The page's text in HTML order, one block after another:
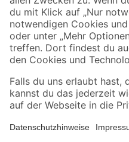
Jetzt die toom-App
Alle Preisangaben in EUR inkl. gesetzl.
Umständen nicht in allen Märkten
Produkte nur solange der Vorrat reicht.
*Paketversand ab 59 € versandkostenfrei,